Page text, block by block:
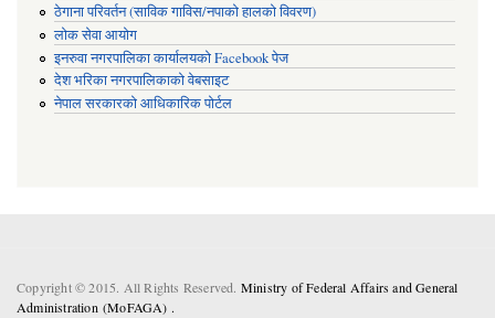
ठेगाना परिवर्तन (साविक गाविस/नपाको हालको विवरण)
लोक सेवा आयोग
इनरुवा नगरपालिका कार्यालयको Facebook पेज
देश भरिका नगरपालिकाको वेबसाइट
नेपाल सरकारको आधिकारिक पोर्टल
Copyright © 2015. All Rights Reserved. Ministry of Federal Affairs and General
Administration (MoFAGA) .